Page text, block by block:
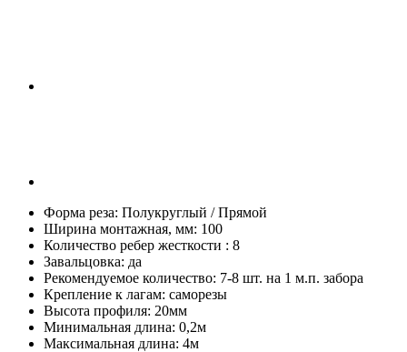
Форма реза: Полукруглый / Прямой
Ширина монтажная, мм: 100
Количество ребер жесткости : 8
Завальцовка: да
Рекомендуемое количество: 7-8 шт. на 1 м.п. забора
Крепление к лагам: саморезы
Высота профиля: 20мм
Минимальная длина: 0,2м
Максимальная длина: 4м